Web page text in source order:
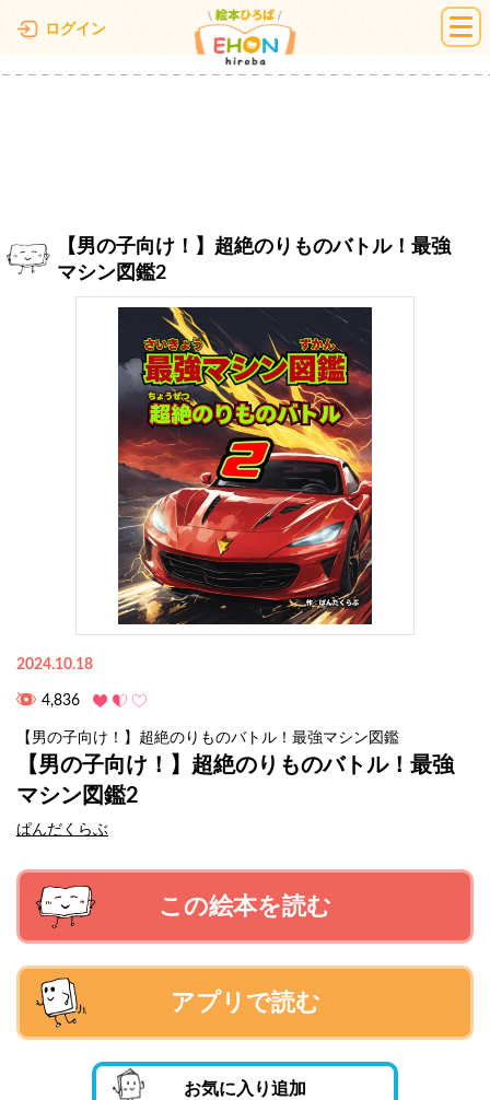
ログイン 絵本ひろば
【男の子向け！】超絶のりものバトル！最強
マシン図鑑2
2024.10.18
4,836
【男の子向け！】超絶のりものバトル！最強マシン図鑑
【男の子向け！】超絶のりものバトル！最強
マシン図鑑2
ぱんだくらぶ
この絵本を読む
アプリで読む
お気に入り追加